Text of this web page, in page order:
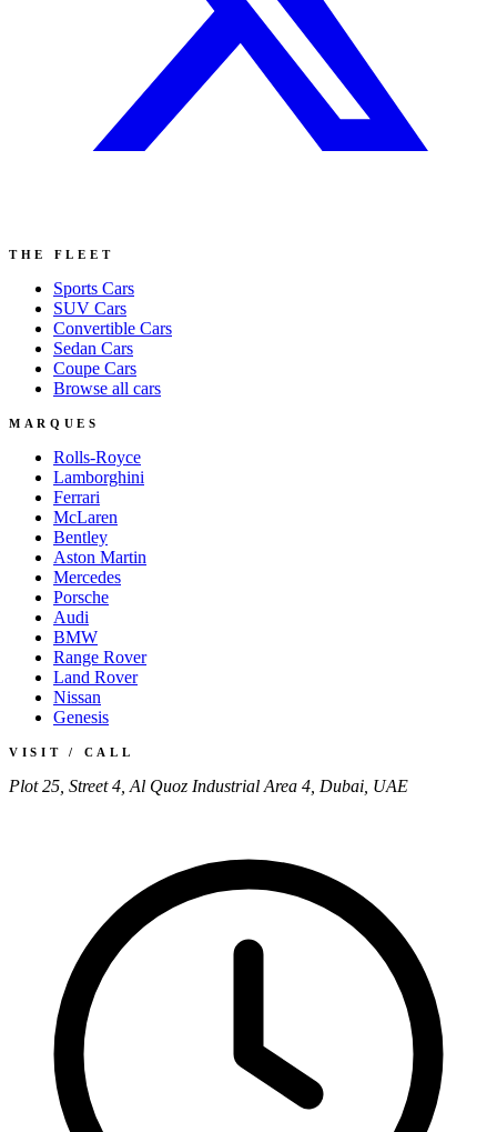
THE FLEET
Sports Cars
SUV Cars
Convertible Cars
Sedan Cars
Coupe Cars
Browse all cars
MARQUES
Rolls-Royce
Lamborghini
Ferrari
McLaren
Bentley
Aston Martin
Mercedes
Porsche
Audi
BMW
Range Rover
Land Rover
Nissan
Genesis
VISIT / CALL
Plot 25, Street 4, Al Quoz Industrial Area 4, Dubai, UAE